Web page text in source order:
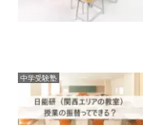
中学受験塾